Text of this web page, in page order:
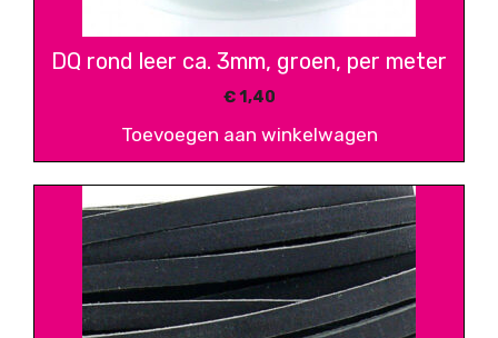
DQ rond leer ca. 3mm, groen, per meter
€1,40
Toevoegen aan winkelwagen